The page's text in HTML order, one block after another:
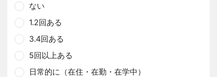
ない
1.2回ある
3.4回ある
5回以上ある
日常的に（在住・在勤・在学中）